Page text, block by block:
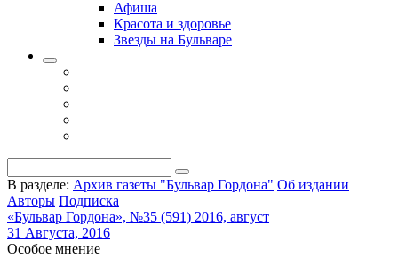
Афиша
Красота и здоровье
Звезды на Бульваре
В разделе: Архив газеты "Бульвар Гордона" Об издании
Авторы Подписка
«Бульвар Гордона», №35 (591) 2016, август
31 Августа, 2016
Особое мнение